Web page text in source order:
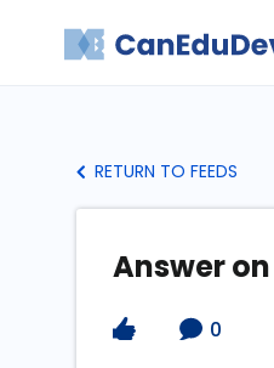
RETURN TO FEEDS
Answer on
0